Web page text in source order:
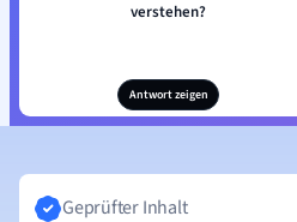
verstehen?
Antwort zeigen
Geprüfter Inhalt